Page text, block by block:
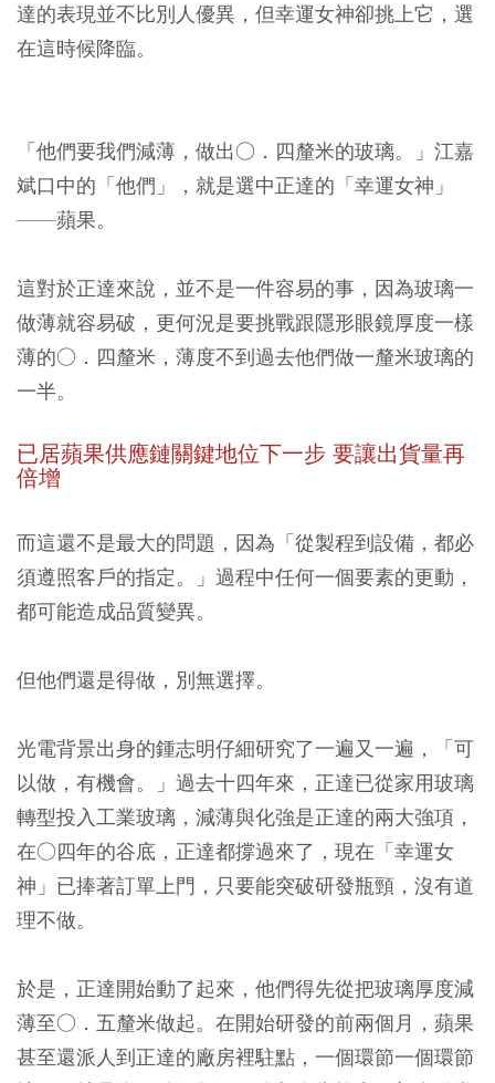
達的表現並不比別人優異，但幸運女神卻挑上它，選
在這時候降臨。
「他們要我們減薄，做出○．四釐米的玻璃。」江嘉
斌口中的「他們」，就是選中正達的「幸運女神」
——蘋果。
這對於正達來說，並不是一件容易的事，因為玻璃一
做薄就容易破，更何況是要挑戰跟隱形眼鏡厚度一樣
薄的○．四釐米，薄度不到過去他們做一釐米玻璃的
一半。
已居蘋果供應鏈關鍵地位下一步 要讓出貨量再
倍增
而這還不是最大的問題，因為「從製程到設備，都必
須遵照客戶的指定。」過程中任何一個要素的更動，
都可能造成品質變異。
但他們還是得做，別無選擇。
光電背景出身的鍾志明仔細研究了一遍又一遍，「可
以做，有機會。」過去十四年來，正達已從家用玻璃
轉型投入工業玻璃，減薄與化強是正達的兩大強項，
在○四年的谷底，正達都撐過來了，現在「幸運女
神」已捧著訂單上門，只要能突破研發瓶頸，沒有道
理不做。
於是，正達開始動了起來，他們得先從把玻璃厚度減
薄至○．五釐米做起。在開始研發的前兩個月，蘋果
甚至還派人到正達的廠房裡駐點，一個環節一個環節